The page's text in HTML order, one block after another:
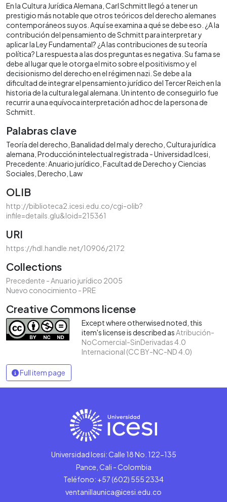
En la Cultura Jurídica Alemana, Carl Schmitt llegó a tener un
prestigio más notable que otros teóricos del derecho alemanes
contemporáneos suyos. Aquí se examina a qué se debe eso. ¿A la
contribución del pensamiento de Schmitt para interpretar y
aplicar la Ley Fundamental? ¿A las contribuciones de su teoría
política? La respuesta a las dos preguntas es negativa. Su fama se
debe al lugar que le otorga el mito sobre el positivismo y el
decisionismo del derecho en el régimen nazi. Se debe a la
dificultad de integrar el pensamiento jurídico del Tercer Reich en la
historia de la cultura legal alemana. Un intento de conseguirlo fue
recurrir a una equívoca interpretación ad hoc de la persona de
Schmitt.
Palabras clave
Teoría del derecho Banalidad del mal y derecho Cultura jurídica
alemana Producción intelectual registrada - Universidad Icesi
Precedente: Anuario jurídico Facultad de Derecho y Ciencias
Sociales Derecho Law
OLIB
http://biblioteca2.icesi.edu.co/cgi-olib?
infile=details.glu&loid=215361
URI
https://hdl.handle.net/10906/2172
Collections
Precedente - Anuario jurídico 2005
Nuevo conocimiento - PRE
Creative Commons license
Except where otherwised noted, this
item's license is described asAtribución-
NoComercial-SinDerivadas 4.0
Internacional (CC BY-NC-ND 4.0)
Full item page
Universidad Icesi: Calle 18 No. 122-135
Pance, Cali - Colombia
Teléfono: +57 (602) 555 2334
ventanillaunica@icesi.edu.co